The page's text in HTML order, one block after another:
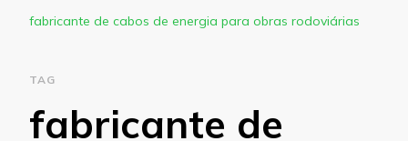
fabricante de cabos de energia para obras rodoviárias
TAG
fabricante de